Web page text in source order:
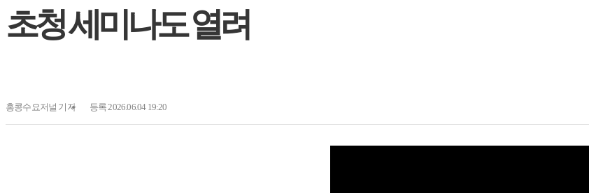
초청 세미나도 열려
홍콩수요저널 기자 등록 2026.06.04 19:20